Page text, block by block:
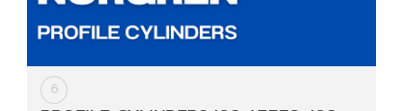
6